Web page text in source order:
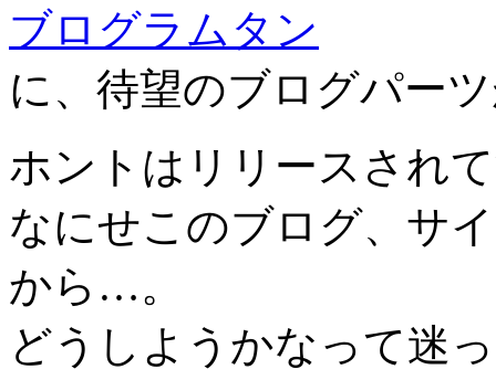
ブログラム
に、待望のブログパー
ホントはリリースされ
なにせこのブログ、サ
から…。
どうしようかなって迷